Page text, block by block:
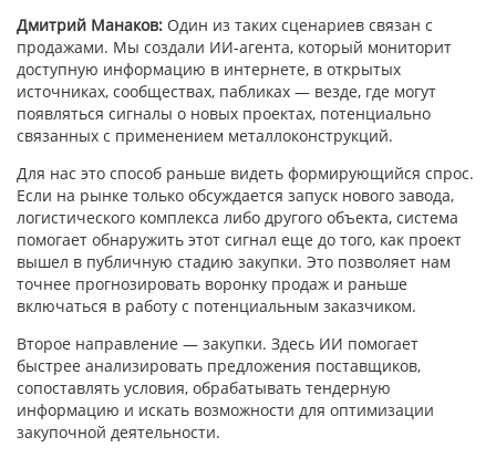
Дмитрий Манаков: Один из таких сценариев связан с
продажами. Мы создали ИИ-агента, который мониторит
доступную информацию в интернете, в открытых
источниках, сообществах, пабликах — везде, где могут
появляться сигналы о новых проектах, потенциально
связанных с применением металлоконструкций.
Для нас это способ раньше видеть формирующийся спрос.
Если на рынке только обсуждается запуск нового завода,
логистического комплекса либо другого объекта, система
помогает обнаружить этот сигнал еще до того, как проект
вышел в публичную стадию закупки. Это позволяет нам
точнее прогнозировать воронку продаж и раньше
включаться в работу с потенциальным заказчиком.
Второе направление — закупки. Здесь ИИ помогает
быстрее анализировать предложения поставщиков,
сопоставлять условия, обрабатывать тендерную
информацию и искать возможности для оптимизации
закупочной деятельности.